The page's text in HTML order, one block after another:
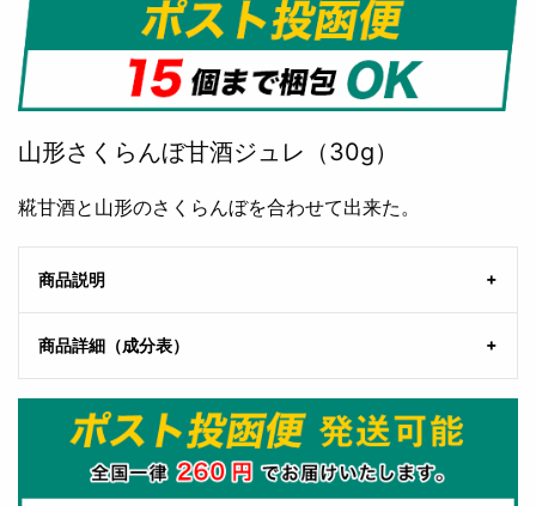
山形さくらんぼ甘酒ジュレ（30g）
糀甘酒と山形のさくらんぼを合わせて出来た。
商品説明
商品詳細（成分表）